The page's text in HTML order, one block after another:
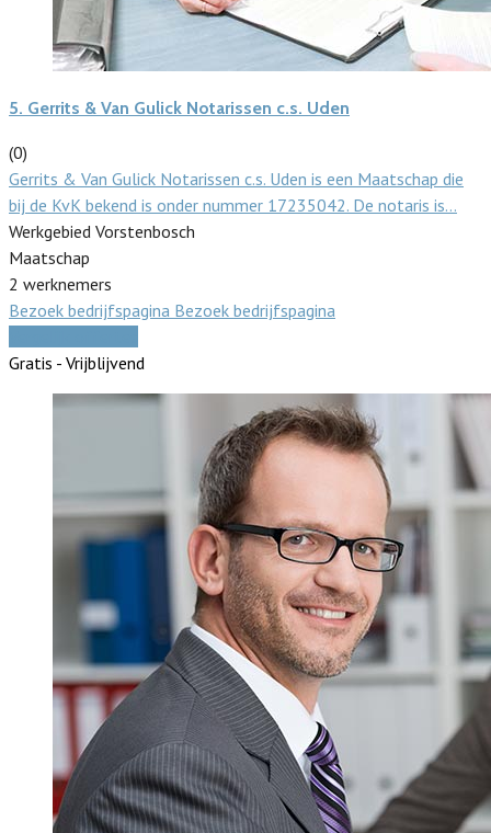
5. Gerrits & Van Gulick Notarissen c.s. Uden
(0)
Gerrits & Van Gulick Notarissen c.s. Uden is een Maatschap die
bij de KvK bekend is onder nummer 17235042. De notaris is…
Werkgebied Vorstenbosch
Maatschap
2 werknemers
Bezoek bedrijfspagina Bezoek bedrijfspagina
Gratis - Vrijblijvend